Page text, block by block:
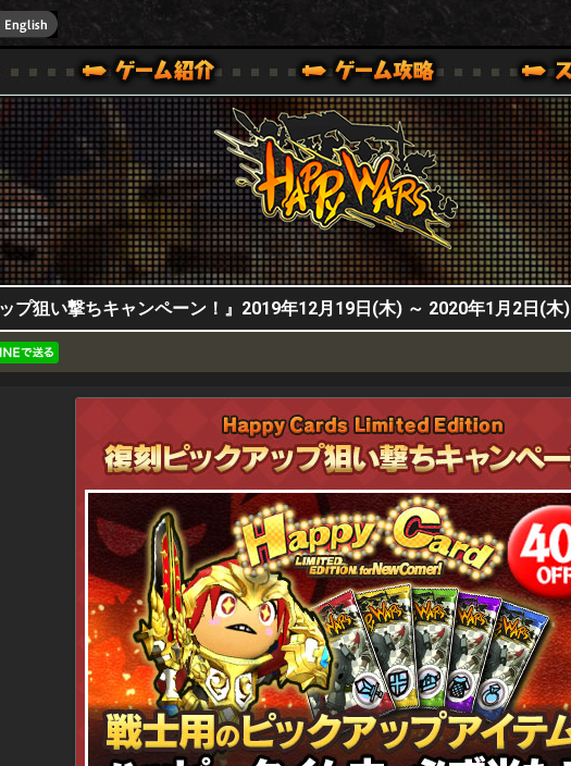
HappyWars
ズ)公式サイト [ XBOX 360,XBOX ONE VER.]
| HAPPY WARS(ハッピーウォーズ)公式サイト [ XBOX 360,XBOX ONE VER.]
ップ狙い撃ちキャンペーン！』2019年12月19日(木) ～ 2020年1月2日(木)